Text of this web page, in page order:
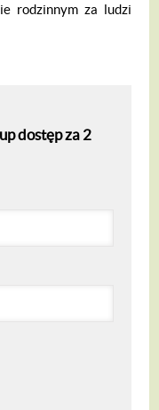
rodzinnym za ludzi
dostęp za 2